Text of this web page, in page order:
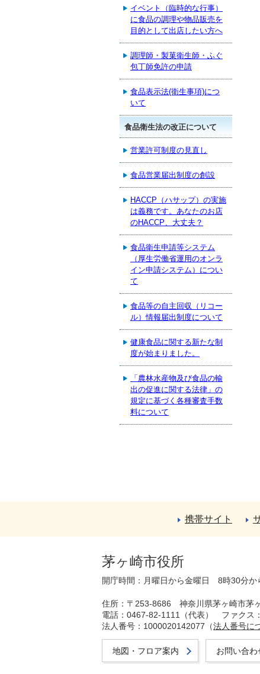
イベント（臨時的な行事）
に食品の調理や物品販売を
目的として出店したい方へ
調理師・製菓衛生師・ふぐ
包丁師免許の申請
食品表示法(衛生事項)につ
いて
食品衛生法の改正について
営業許可制度の見直し
食品営業届出制度の創設
HACCP（ハサップ）の実施
は義務です。あなたのお店
のHACCP、大丈夫？
食品衛生申請等システム
（厚生労働省運用のオンラ
イン申請システム）につい
て
食品等の自主回収（リコー
ル）情報届出制度について
健康食品に関する新たな制
度が始まりました。
「農林水産物及び食品の輸
出の促進に関する法律」の
規定に基づく各種審査手数
料について
携帯サイト
茅ヶ崎市役所
開庁時間：月曜日から金曜日 8時30分か
住所：〒253-8686 神奈川県茅ヶ崎市茅
電話：0467-82-1111（代表） ファクス
法人番号：1000020142077（法人番号に
地図・フロア案内 お問い合わ